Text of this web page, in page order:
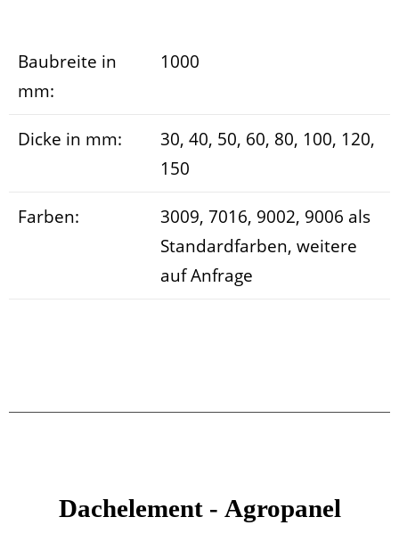
Baubreite in
mm:
1000
Dicke in mm:
30, 40, 50, 60, 80, 100, 120,
150
Farben:
3009, 7016, 9002, 9006 als
Standardfarben, weitere
auf Anfrage
Dachelement - Agropanel